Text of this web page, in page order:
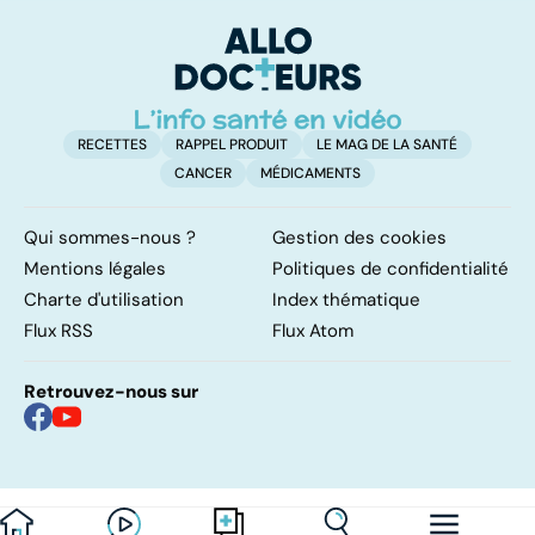
RECETTES RAPPEL PRODUIT
LE MAG DE LA SANTÉ
CANCER
MÉDICAMENTS
Qui sommes-nous ?
Gestion des cookies
Mentions légales
Politiques de confidentialité
Charte d'utilisation
Index thématique
Flux RSS
Flux Atom
Retrouvez-nous sur